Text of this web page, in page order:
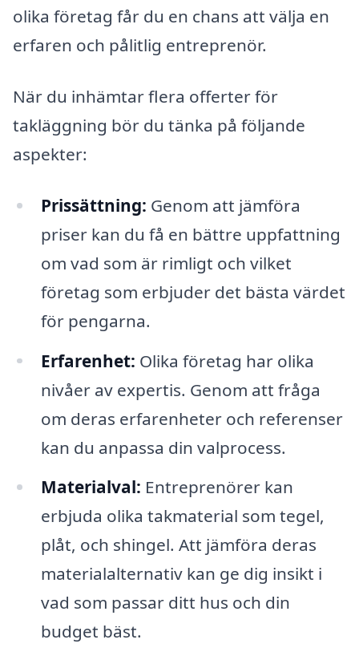
olika företag får du en chans att välja en
erfaren och pålitlig entreprenör.
När du inhämtar flera offerter för
takläggning bör du tänka på följande
aspekter:
Prissättning: Genom att jämföra
priser kan du få en bättre uppfattning
om vad som är rimligt och vilket
företag som erbjuder det bästa värdet
för pengarna.
Erfarenhet: Olika företag har olika
nivåer av expertis. Genom att fråga
om deras erfarenheter och referenser
kan du anpassa din valprocess.
Materialval: Entreprenörer kan
erbjuda olika takmaterial som tegel,
plåt, och shingel. Att jämföra deras
materialalternativ kan ge dig insikt i
vad som passar ditt hus och din
budget bäst.